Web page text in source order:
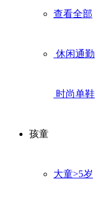
查看全部
休闲通勤
时尚单鞋
孩童
大童>5岁